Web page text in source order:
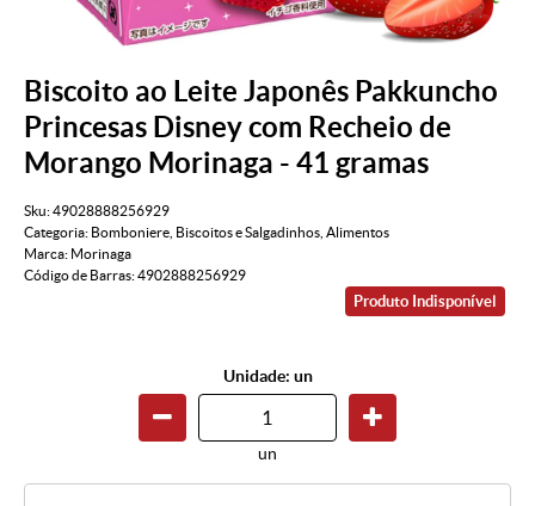
Biscoito ao Leite Japonês Pakkuncho
Princesas Disney com Recheio de
Morango Morinaga - 41 gramas
Sku:49028888256929
Categoria: Bomboniere Biscoitos e Salgadinhos Alimentos
Marca: Morinaga
Código de Barras:4902888256929
Produto Indisponível
Unidade: un
un